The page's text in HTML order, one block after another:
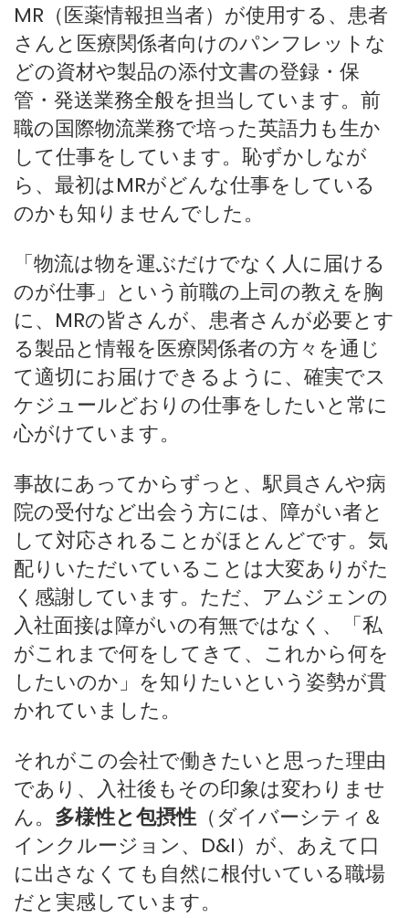
MR（医薬情報担当者）が使用する、患者
さんと医療関係者向けのパンフレットな
どの資材や製品の添付文書の登録・保
管・発送業務全般を担当しています。前
職の国際物流業務で培った英語力も生か
して仕事をしています。恥ずかしなが
ら、最初はMRがどんな仕事をしている
のかも知りませんでした。
「物流は物を運ぶだけでなく人に届ける
のが仕事」という前職の上司の教えを胸
に、MRの皆さんが、患者さんが必要とす
る製品と情報を医療関係者の方々を通じ
て適切にお届けできるように、確実でス
ケジュールどおりの仕事をしたいと常に
心がけています。
事故にあってからずっと、駅員さんや病
院の受付など出会う方には、障がい者と
して対応されることがほとんどです。気
配りいただいていることは大変ありがた
く感謝しています。ただ、アムジェンの
入社面接は障がいの有無ではなく、「私
がこれまで何をしてきて、これから何を
したいのか」を知りたいという姿勢が貫
かれていました。
それがこの会社で働きたいと思った理由
であり、入社後もその印象は変わりませ
ん。 多様性と包摂性（ダイバーシティ＆
インクルージョン、D&I）が、あえて口
に出さなくても自然に根付いている職場
だと実感しています。